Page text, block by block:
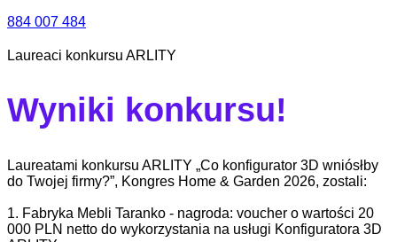
884 007 484
Laureaci konkursu ARLITY
Wyniki konkursu!
Laureatami konkursu ARLITY „Co konfigurator 3D wniósłby
do Twojej firmy?”, Kongres Home & Garden 2026, zostali:
1. Fabryka Mebli Taranko - nagroda: voucher o wartości 20
000 PLN netto do wykorzystania na usługi Konfiguratora 3D